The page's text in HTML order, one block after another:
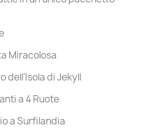
Miracolosa
dell'Isola di Jekyll
a 4 Ruote
a Surfilandia